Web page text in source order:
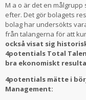
M a o är det en
efter. Det gör bolagets
bolag har undersökts
från talangerna för att
också visat sig
4potentials Total
bra ekonomiskt
4potentials mätte i
Management: